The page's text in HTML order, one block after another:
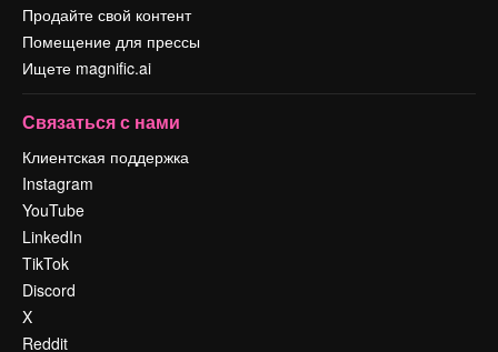
Продайте свой контент
Помещение для прессы
Ищете magnific.ai
Связаться с нами
Клиентская поддержка
Instagram
YouTube
LinkedIn
TikTok
Discord
X
Reddit